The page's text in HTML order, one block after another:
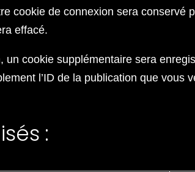
cookie de connexion sera conservé
effacé.
cookie supplémentaire sera
l’ID de la publication que vous
: